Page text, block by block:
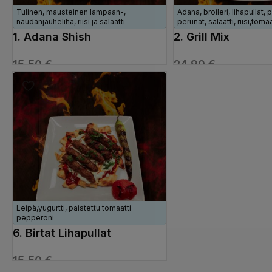
Tulinen, mausteinen lampaan-,
naudanjauheliha, riisi ja salaatti
1. Adana Shish
15,50€
VALITSE VAIHTOEHDOISTA
Adana, broileri, lihapullat,
perunat, salaatti,
2. Grill Mix
24,90 €
Leipä,yugurtti, paistettu tomaatti
pepperoni
6. Birtat Lihapullat
15,50€